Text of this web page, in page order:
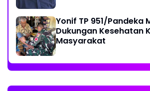
Yonif TP 951/Pandeka
Dukungan Kesehatan
Masyarakat